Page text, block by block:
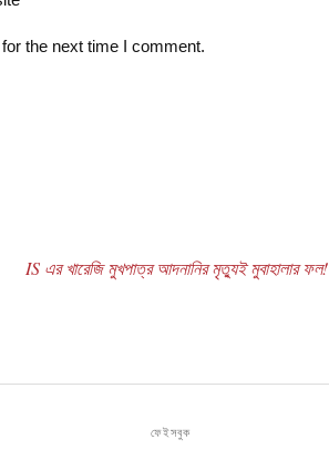
the next time I comment.
IS এর খারেজি মুখপাত্র আদনানির মৃত্যুই মুবাহালার ফল!
ফেইসবুক